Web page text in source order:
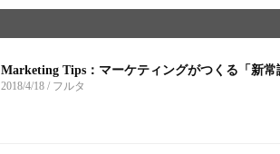
Marketing Tips：マーケティングがつくる「新常
2018/4/18 / フルタ